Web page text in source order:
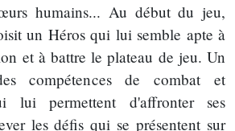
humains... Au début du jeu,
un Héros qui lui semble apte à
et à battre le plateau de jeu. Un
compétences de combat et
lui permettent d'affronter ses
les défis qui se présentent sur